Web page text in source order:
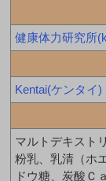
健康体力研究所
Kentai(ケンタイ)
マルトデキスト
粉乳、乳清（ホ
ドウ糖、炭酸Ｃ